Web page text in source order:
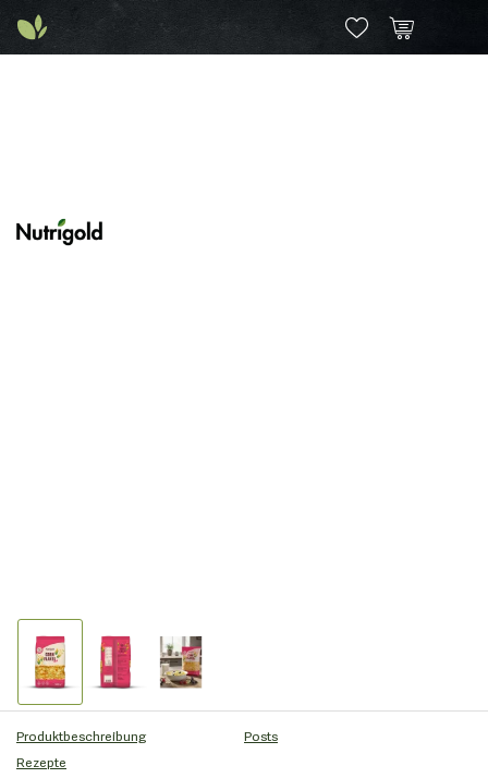
Produktbeschreibung
Posts
Rezepte